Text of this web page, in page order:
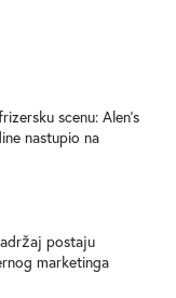
scenu: Alen’s
nastupio na
postaju
marketinga